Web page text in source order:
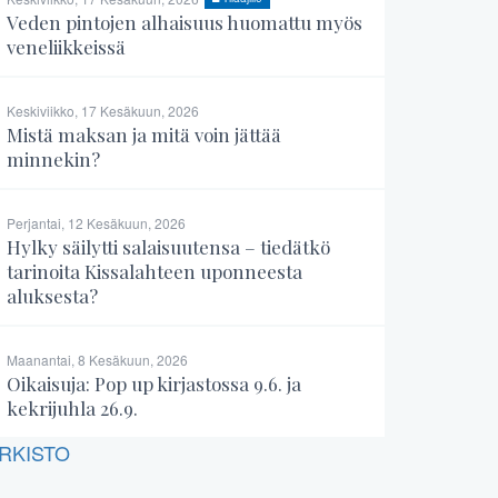
Veden pintojen alhaisuus huomattu myös
veneliikkeissä
Keskiviikko, 17 Kesäkuun, 2026
Mistä maksan ja mitä voin jättää
minnekin?
Perjantai, 12 Kesäkuun, 2026
Hylky säilytti salaisuutensa – tiedätkö
tarinoita Kissalahteen uponneesta
aluksesta?
Maanantai, 8 Kesäkuun, 2026
Oikaisuja: Pop up kirjastossa 9.6. ja
kekrijuhla 26.9.